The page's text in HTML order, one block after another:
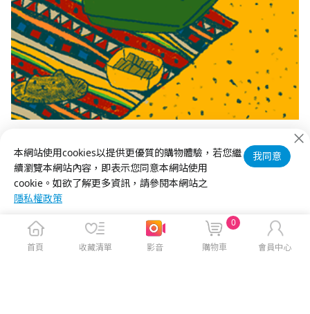
許多即時資訊請關注【神腦買情報FB】，每月活動贈獎送不停！
本網站使用cookies以提供更優質的購物體驗，若您繼
續瀏覽本網站內容，即表示您同意本網站使用
cookie。如欲了解更多資訊，請參閱本網站之
隱私權政策
我同意
首頁 收藏清單 影音 購物車
0
會員中心